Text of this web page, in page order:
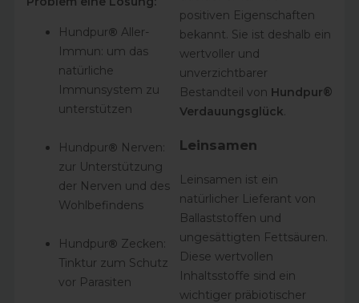
Hundpur® Aller-
Immun: um das
natürliche
Immunsystem zu
unterstützen
Hundpur® Nerven:
zur Unterstützung
der Nerven und des
Wohlbefindens
Hundpur® Zecken:
Tinktur zum Schutz
vor Parasiten
positiven Eigenschaften
bekannt. Sie ist deshalb ein
wertvoller und
unverzichtbarer
Bestandteil von Hundpur®
Verdauungsglück.
Leinsamen
Leinsamen ist ein
natürlicher Lieferant von
Ballaststoffen und
ungesättigten Fettsäuren.
Diese wertvollen
Inhaltsstoffe sind ein
wichtiger präbiotischer